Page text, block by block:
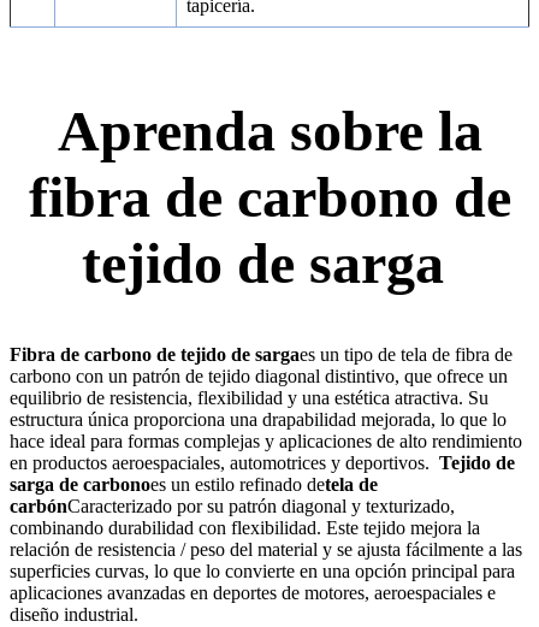
tapicería.
Aprenda sobre la
fibra de carbono de
tejido de sarga
Fibra de carbono de tejido de sargaes un tipo de tela de fibra de
carbono con un patrón de tejido diagonal distintivo, que ofrece un
equilibrio de resistencia, flexibilidad y una estética atractiva. Su
estructura única proporciona una drapabilidad mejorada, lo que lo
hace ideal para formas complejas y aplicaciones de alto rendimiento
en productos aeroespaciales, automotrices y deportivos. Tejido de
sarga de carbonoes un estilo refinado detela de
carbónCaracterizado por su patrón diagonal y texturizado,
combinando durabilidad con flexibilidad. Este tejido mejora la
relación de resistencia / peso del material y se ajusta fácilmente a las
superficies curvas, lo que lo convierte en una opción principal para
aplicaciones avanzadas en deportes de motores, aeroespaciales e
diseño industrial.